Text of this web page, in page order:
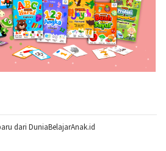
dari DuniaBelajarAnak.id